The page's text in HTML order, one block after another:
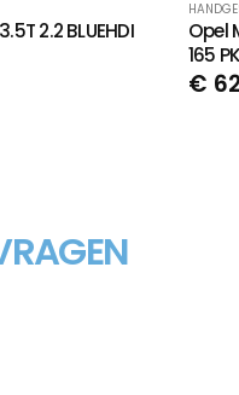
2.2 BLUEHDI
Opel
165
€